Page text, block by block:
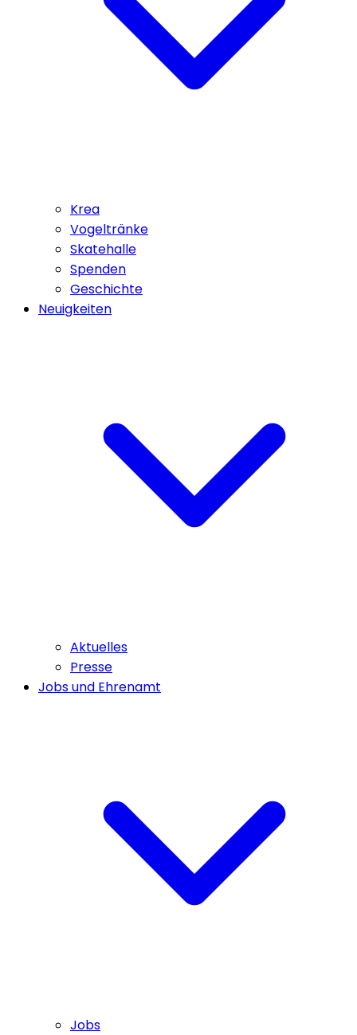
Krea
Vogeltränke
Skatehalle
Spenden
Geschichte
Neuigkeiten
Aktuelles
Presse
Jobs und Ehrenamt
Jobs